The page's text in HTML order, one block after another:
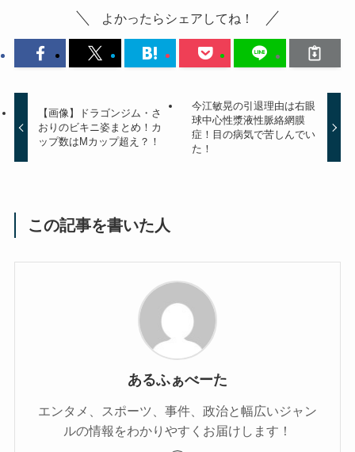
よかったらシェアしてね！
【画像】ドラゴンジム・さ
おりのビキニ姿まとめ！カ
ップ数はMカップ超え？！
今江敏晃の引退理由は右眼
球中心性漿液性脈絡網膜
症！目の病気で苦しんでい
た！
この記事を書いた人
あるふぁべーた
エンタメ、スポーツ、事件、政治と幅広いジャン
ルの情報をわかりやすくお届けします！